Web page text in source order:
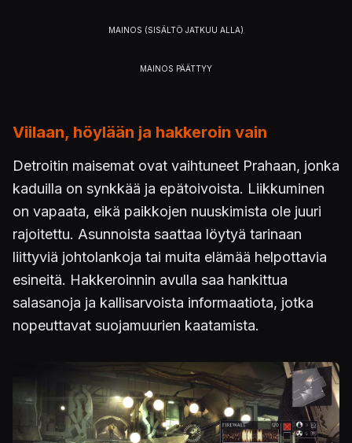
Viilaan, höylään ja hakkeroin vain
Detroitin maisemat ovat vaihtuneet Prahaan, jonka
kaduilla on synkkää ja epätoivoista. Liikkuminen
on vapaata, eikä paikkojen nuuskimista ole juuri
rajoitettu. Asunnoista saattaa löytyä tarinaan
liittyviä johtolankoja tai muita elämää helpottavia
esineitä. Hakkeroinnin avulla saa hankittua
salasanoja ja kallisarvoista informaatiota, jotka
nopeuttavat suojamuurien kaatamista.